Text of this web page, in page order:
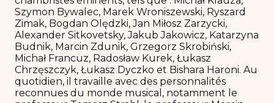
Szymon Bywalec, Marek Wroniszewski, Ryszard
Zimak, Bogdan Olędzki, Jan Miłosz Zarzycki,
Alexander Sitkovetsky, Jakub Jakowicz, Katarzyna
Budnik, Marcin Zdunik, Grzegorz Skrobiński,
Michał Francuz, Radosław Kurek, Łukasz
Chrzęszczyk, Łukasz Dyczko et Bishara Haroni. Au
quotidien, il travaille avec des personnalités
reconnues du monde musical, notamment le